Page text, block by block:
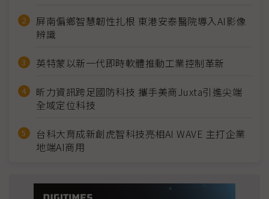
屏南偏鄉智慧韌性扎根 東港安泰醫院導入AI影像
辨識
英特蒙以新一代即時軟體推動工業控制革新
昕力資訊跨足國防科技 攜手美商Juxta引進尖端
全域定位科技
台科大育成新創虎智科技亮相AI WAVE 主打企業
地端AI商用